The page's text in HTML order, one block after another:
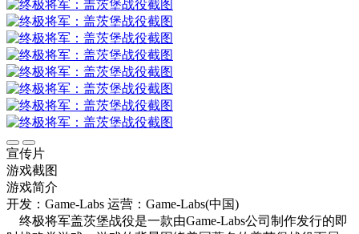
宣传片
游戏截图
游戏简介
开发：Game-Labs 运营：Game-Labs(中国)
终极将军盖茨堡战役是一款由Game-Labs公司制作发行的即